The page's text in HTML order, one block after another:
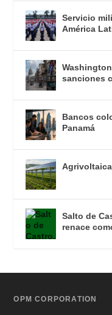
Servicio
América
sanciones
Bancos
Panamá
Salto de
renace
OPM CORPORATION